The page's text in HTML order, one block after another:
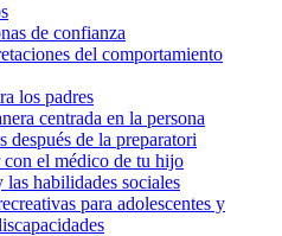
de confianza
del comportamiento
los padres
centrada en la persona
después de la preparatori
el médico de tu hijo
las habilidades sociales
para adolescentes y